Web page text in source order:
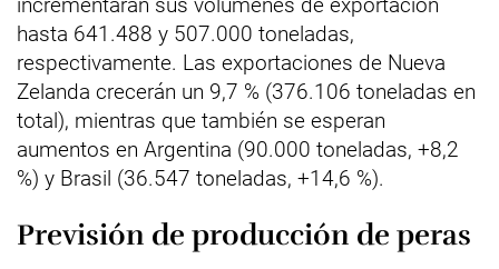
hasta 641.488 y 507.000 toneladas,
respectivamente. Las exportaciones de Nueva
Zelanda crecerán un 9,7 % (376.106 toneladas en
total), mientras que también se esperan
aumentos en Argentina (90.000 toneladas, +8,2
%) y Brasil (36.547 toneladas, +14,6 %).
Previsión de producción de peras